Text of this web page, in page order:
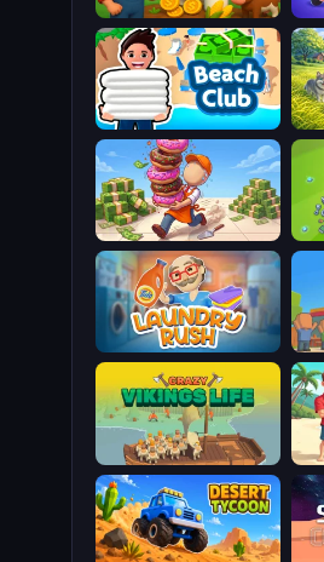
Farm Merge
Beach Club
Donut Place
Laundry Rush
Crazy Vikings Life